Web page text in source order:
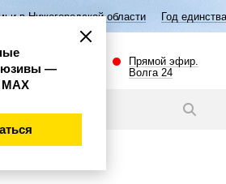
области Год единства народов России
Прямой эфир.
Волга 24
—
МАХ